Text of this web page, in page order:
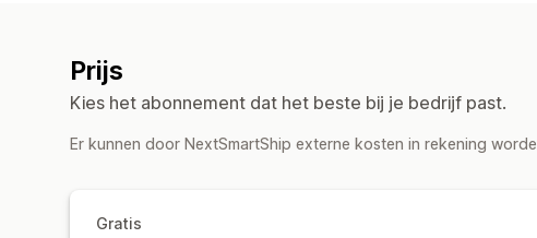
Prijs
Kies het abonnement dat het beste bij je bedrijf past.
Er kunnen door NextSmartShip externe kosten in rekening
Gratis